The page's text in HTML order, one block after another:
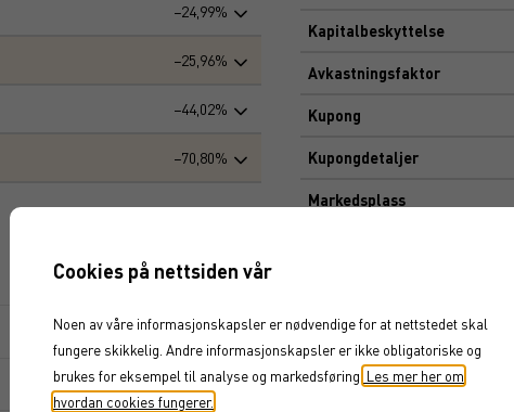
−24,99%
−25,96%
−44,02%
−70,80%
apr 22, 2022 → aug 5, 2026
Kapitalbeskyttelse
Avkastningsfaktor
Kupong
Kupongdetaljer
Markedsplass
ENDELIGE VILKÅR
PROSPEKT
Cookies på nettsiden vår
Noen av våre informasjonskapsler er nødvendige for at nettstedet skal
fungere skikkelig. Andre informasjonskapsler er ikke obligatoriske og
brukes for eksempel til analyse og markedsføring. Les mer her om
hvordan cookies fungerer.